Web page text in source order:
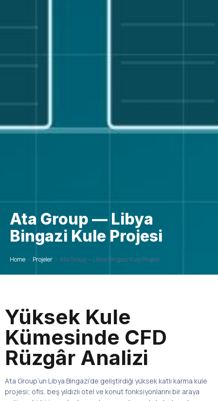
Ata Group — Libya
Bingazi Kule Projesi
Home > Projeler > Ata Group — Libya Bingazi Kule Projesi
Yüksek Kule
Kümesinde CFD
Rüzgâr Analizi
Ata Group’un Libya Bingazi’de geliştirdiği yüksek katlı karma kule
projesi; ofis, beş yıldızlı otel ve konut fonksiyonlarını bir araya